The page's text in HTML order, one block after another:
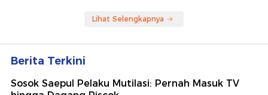
Lihat Selengkapnya
Berita Terkini
Sosok Saepul Pelaku Mutilasi: Pernah Masuk TV